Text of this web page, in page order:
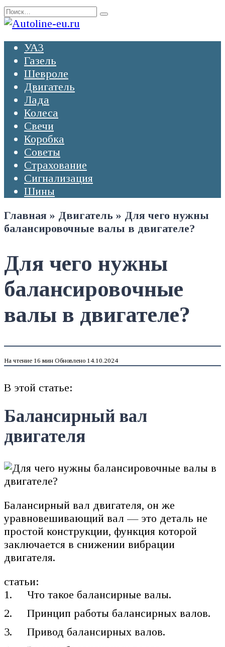
Перейти
к
Search
for:
УАЗ
Газель
Шевроле
Двигатель
Лада
Колеса
Свечи
Коробка
Советы
Страхование
Сигнализация
Шины
Главная » Двигатель » Для чего нужны
балансировочные валы в двигателе?
Для чего нужны
балансировочные
валы в двигателе?
На чтение 16 мин Обновлено 14.10.2024
В этой статье:
Балансирный вал
двигателя
Балансирный вал двигателя, он же
уравновешивающий вал — это деталь не
простой конструкции, функция которой
заключается в снижении вибрации
двигателя.
статьи:
Что такое балансирные валы.
Принцип работы балансирных валов.
Привод балансирных валов.